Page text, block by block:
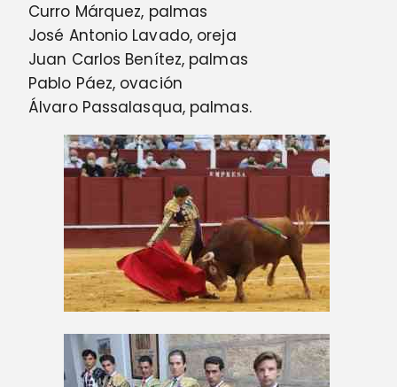
Curro Márquez, palmas
José Antonio Lavado, oreja
Juan Carlos Benítez, palmas
Pablo Páez, ovación
Álvaro Passalasqua, palmas.